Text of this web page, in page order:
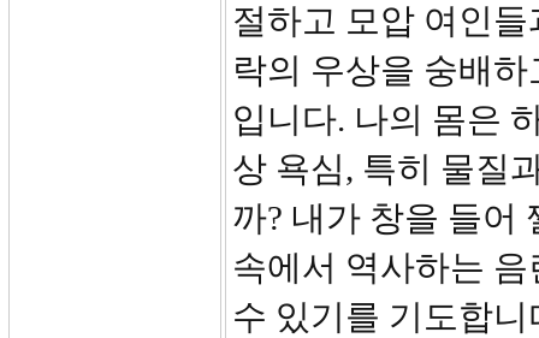
절하고 모압 여인
락의 우상을 숭배
입니다. 나의 몸은
상 욕심, 특히 물질
까? 내가 창을 들어
속에서 역사하는
수 있기를 기도합